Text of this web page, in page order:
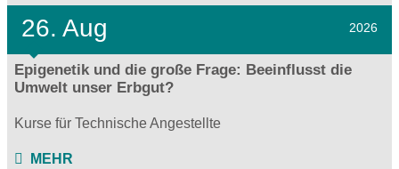
26. Aug 2026
Epigenetik und die große Frage: Beeinflusst die
Umwelt unser Erbgut?
Kurse für Technische Angestellte
MEHR